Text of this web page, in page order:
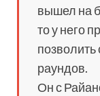
вышел на
то у него
позволить
раундов.
Он с